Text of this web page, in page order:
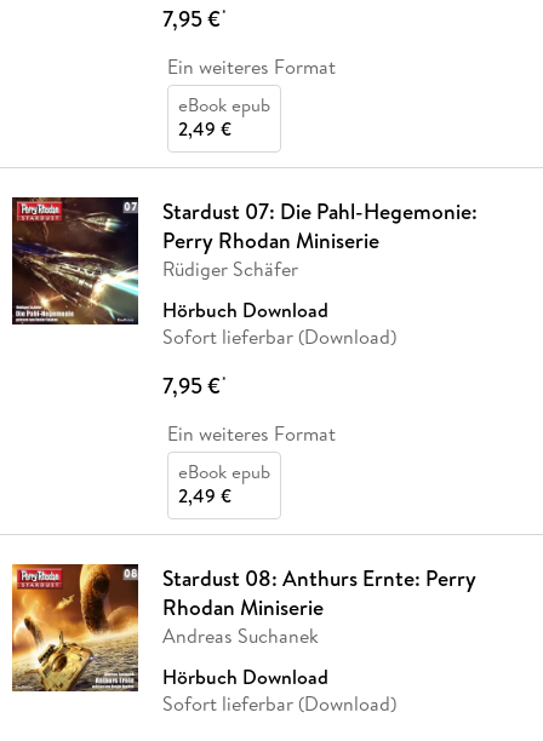
7,95 €*
Ein weiteres Format
eBook epub
2,49 €
Stardust 07: Die Pahl-Hegemonie:
Perry Rhodan Miniserie
Rüdiger Schäfer
Hörbuch Download
Sofort lieferbar (Download)
7,95 €*
Ein weiteres Format
eBook epub
2,49 €
Stardust 08: Anthurs Ernte: Perry
Rhodan Miniserie
Andreas Suchanek
Hörbuch Download
Sofort lieferbar (Download)